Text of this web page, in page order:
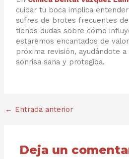
cuidar tu boca implica
sufres de brotes frecuentes
tienes dudas sobre cómo
estaremos encantados de
próxima revisión, ayudándote
sonrisa sana y protegida.
← Entrada anterior
Deja un